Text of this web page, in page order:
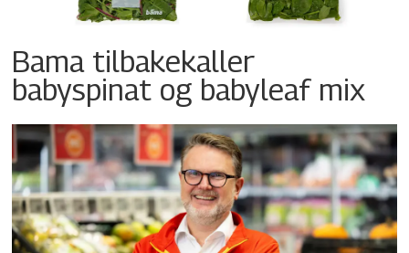
Bama tilbakekaller
babyspinat og babyleaf mix